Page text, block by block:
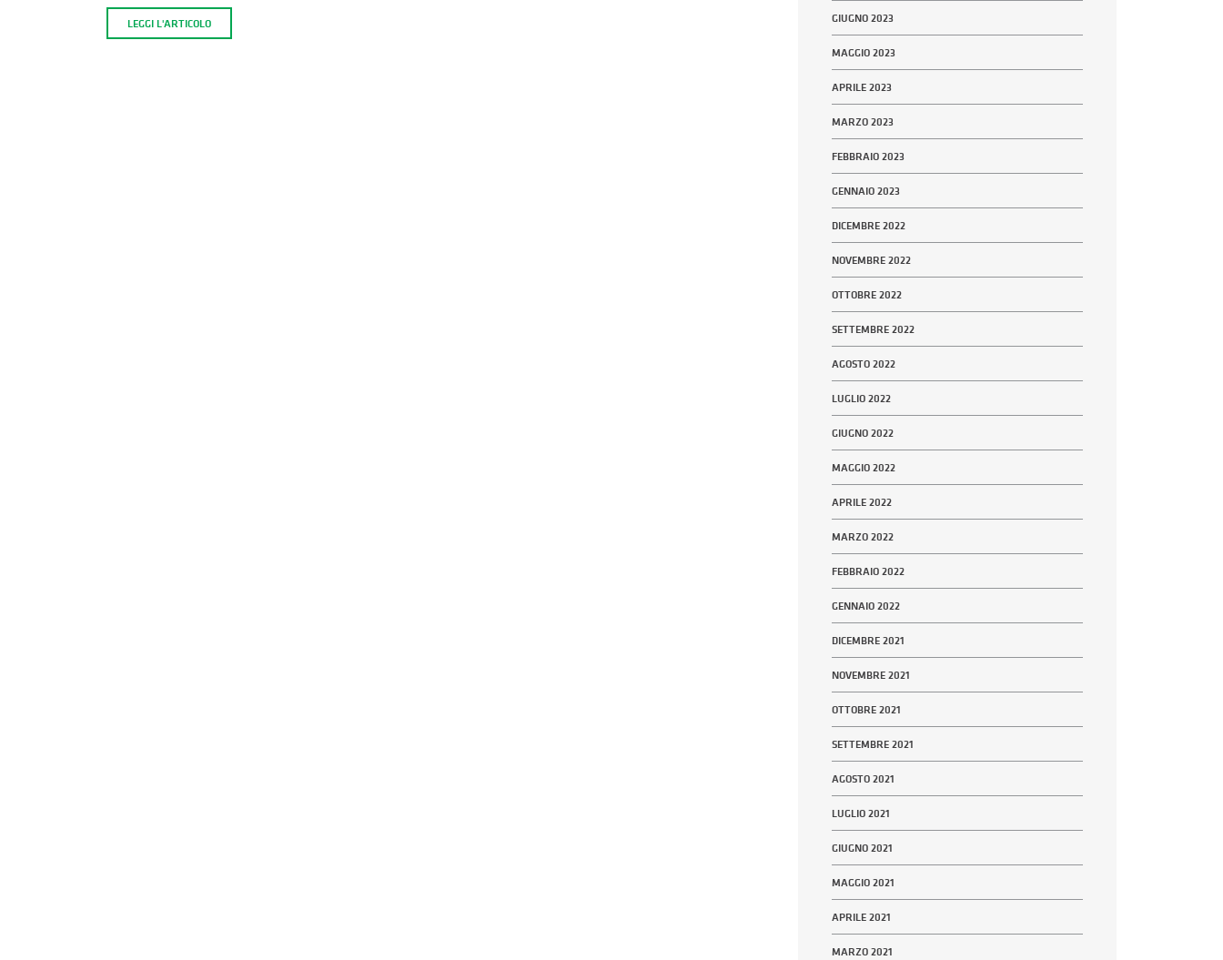
LEGGI L'ARTICOLO GIUGNO 2023
MAGGIO 2023
APRILE 2023
MARZO 2023
FEBBRAIO 2023
GENNAIO 2023
DICEMBRE 2022
NOVEMBRE 2022
OTTOBRE 2022
SETTEMBRE 2022
AGOSTO 2022
LUGLIO 2022
GIUGNO 2022
MAGGIO 2022
APRILE 2022
MARZO 2022
FEBBRAIO 2022
GENNAIO 2022
DICEMBRE 2021
NOVEMBRE 2021
OTTOBRE 2021
SETTEMBRE 2021
AGOSTO 2021
LUGLIO 2021
GIUGNO 2021
MAGGIO 2021
APRILE 2021
MARZO 2021